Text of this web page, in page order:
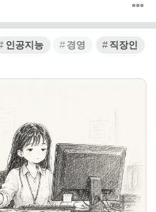
인공지능 경영 직장인